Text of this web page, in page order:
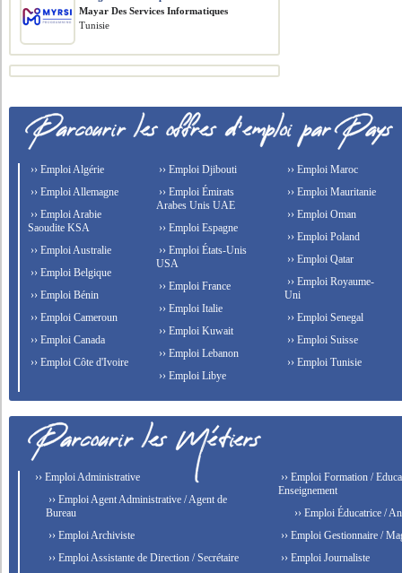
Mayar Des Services Informatiques
Tunisie
›› Emploi Algérie
›› Emploi Allemagne
›› Emploi Arabie
Saoudite KSA
›› Emploi Australie
›› Emploi Belgique
›› Emploi Bénin
›› Emploi Cameroun
›› Emploi Canada
›› Emploi Côte d'Ivoire
›› Emploi Djibouti
›› Emploi Émirats
Arabes Unis UAE
›› Emploi Espagne
›› Emploi États-Unis
USA
›› Emploi France
›› Emploi Italie
›› Emploi Kuwait
›› Emploi Lebanon
›› Emploi Libye
›› Emploi Maroc
›› Emploi Mauritanie
›› Emploi Oman
›› Emploi Poland
›› Emploi Qatar
›› Emploi Royaume-
Uni
›› Emploi Senegal
›› Emploi Suisse
›› Emploi Tunisie
›› Emploi Administrative
›› Emploi Agent Administrative / Agent de
Bureau
›› Emploi Archiviste
›› Emploi Assistante de Direction / Secrétaire
›› Emploi Formation /
Enseignement
›› Emploi Éducatrice /
›› Emploi Gestionnaire /
›› Emploi Journaliste